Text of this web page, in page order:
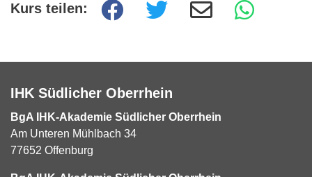
Kurs teilen:
IHK Südlicher Oberrhein
BgA IHK-Akademie Südlicher Oberrhein
Am Unteren Mühlbach 34
77652 Offenburg